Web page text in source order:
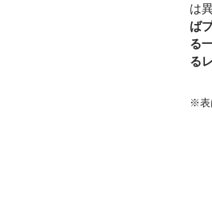
は
ば
る
る
※表